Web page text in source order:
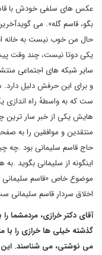
عکس های سلفی خودش با
بگو، قاسم گله». می
حال من خوب نیست به خانه
یکی دوتا نیست، چند وقت
سایر شبکه های اجتماعی
و برای این حرفش دلیل
ست که به واسطهٔ راه اندازی
هایش یکی از خبر سار ترین
منتقدین و موافقین را به
حاج قاسم سلیمانی بود .چه
اینگونه از سلیمانی بگوید .به
موضوع خاص «قاسم سلیمانی
اخلاق سردار قاسم سلیمانی
آقای دکتر خرازی، مردمشما
گذشته خیلی ها خرازی را با
می نوشتی، می شناسند.